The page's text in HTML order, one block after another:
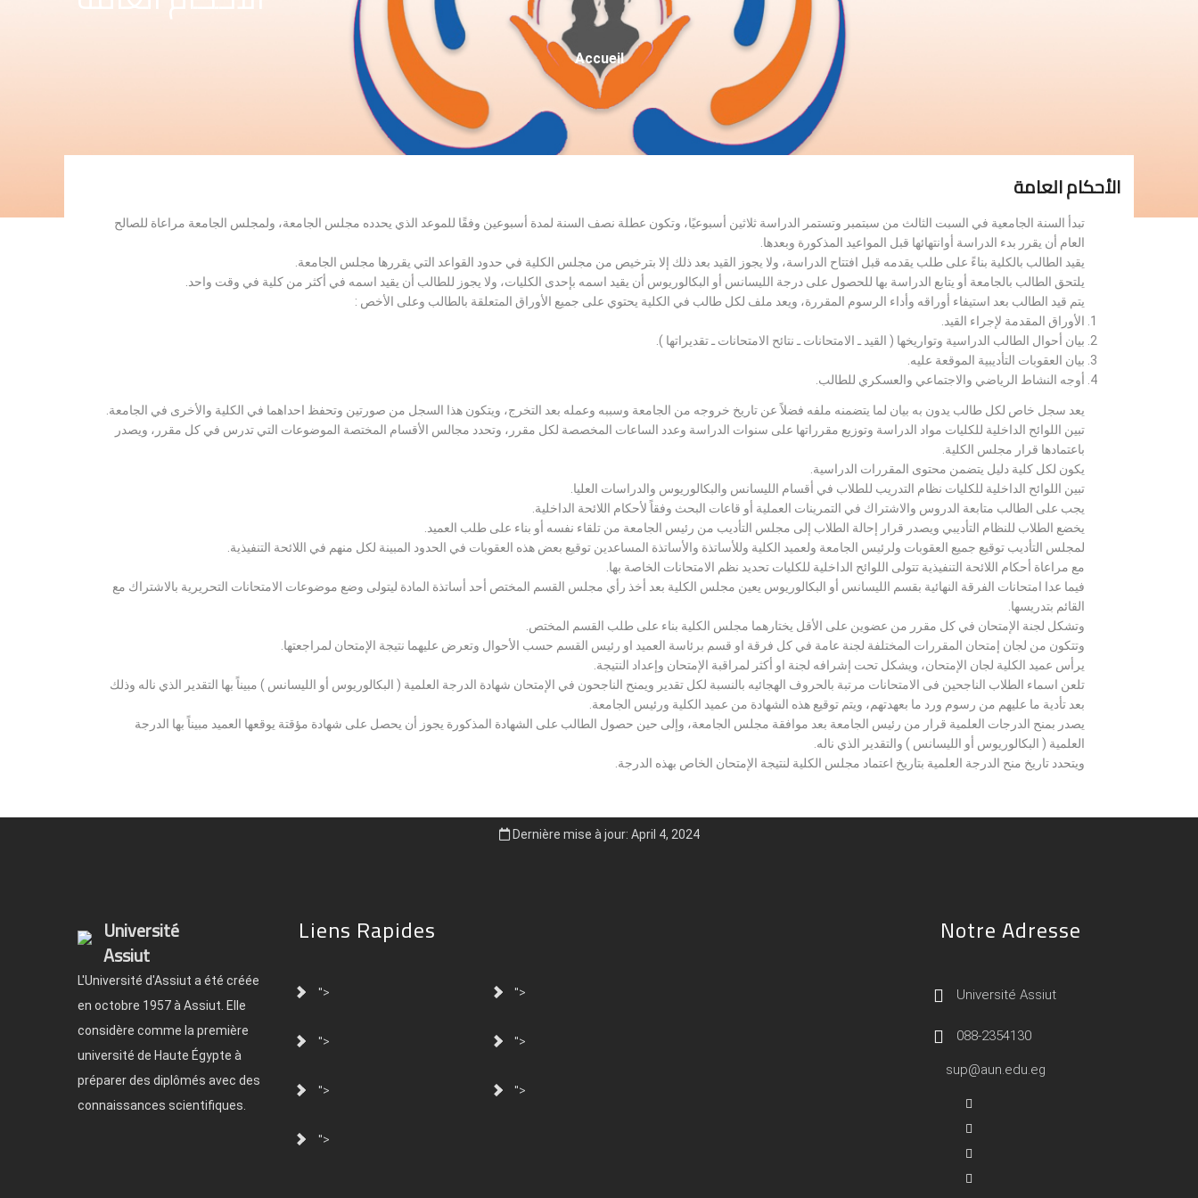
Fil
D'Ariane
Accueil
الأحكام العامة
تبدأ السنة الجامعية في السبت الثالث من سبتمبر وتستمر الدراسة ثلاثين أسبوعيًا، وتكون عطلة نصف السنة لمدة أسبوعين وفقًا للموعد الذي يحدده مجلس الجامعة، ولمجلس الجامعة مراعاة للصالح
العام أن يقرر بدء الدراسة أوانتهائها قبل المواعيد المذكورة وبعدها.
يقيد الطالب بالكلية بناءً على طلب يقدمه قبل افتتاح الدراسة، ولا يجوز القيد بعد ذلك إلا بترخيص من مجلس الكلية في حدود القواعد التي يقررها مجلس الجامعة.
يلتحق الطالب بالجامعة أو يتابع الدراسة بها للحصول على درجة الليسانس أو البكالوريوس أن يقيد اسمه بإحدى الكليات، ولا يجوز للطالب أن يقيد اسمه في أكثر من كلية في وقت واحد.
يتم قيد الطالب بعد استيفاء أوراقه وأداء الرسوم المقررة، ويعد ملف لكل طالب في الكلية يحتوي على جميع الأوراق المتعلقة بالطالب وعلى الأخص :
الأوراق المقدمة لإجراء القيد.
بيان أحوال الطالب الدراسية وتواريخها ( القيد ـ الامتحانات ـ نتائح الامتحانات ـ تقديراتها ).
بيان العقوبات التأديبية الموقعة عليه.
أوجه النشاط الرياضي والاجتماعي والعسكري للطالب.
يعد سجل خاص لكل طالب يدون به بيان لما يتضمنه ملفه فضلاً عن تاريخ خروجه من الجامعة وسببه وعمله بعد التخرج، ويتكون هذا السجل من صورتين وتحفظ احداهما في الكلية والأخرى في الجامعة.
تبين اللوائح الداخلية للكليات مواد الدراسة وتوزيع مقرراتها على سنوات الدراسة وعدد الساعات المخصصة لكل مقرر، وتحدد مجالس الأقسام المختصة الموضوعات التي تدرس في كل مقرر، ويصدر
باعتمادها قرار مجلس الكلية.
يكون لكل كلية دليل يتضمن محتوى المقررات الدراسية.
تبين اللوائح الداخلية للكليات نظام التدريب للطلاب في أقسام الليسانس والبكالوريوس والدراسات العليا.
يجب على الطالب متابعة الدروس والاشتراك في التمرينات العملية أو قاعات البحث وفقاً لأحكام اللائحة الداخلية.
يخضع الطلاب للنظام التأديبي ويصدر قرار إحالة الطلاب إلى مجلس التأديب من رئيس الجامعة من تلقاء نفسه أو بناء على طلب العميد.
لمجلس التأديب توقيع جميع العقوبات ولرئيس الجامعة ولعميد الكلية وللأساتذة والأساتذة المساعدين توقيع بعض هذه العقوبات في الحدود المبينة لكل منهم في اللائحة التنفيذية.
مع مراعاة أحكام اللائحة التنفيذية تتولى اللوائح الداخلية للكليات تحديد نظم الامتحانات الخاصة بها.
فيما عدا امتحانات الفرقة النهائية بقسم الليسانس أو البكالوريوس يعين مجلس الكلية بعد أخذ رأي مجلس القسم المختص أحد أساتذة المادة ليتولى وضع موضوعات الامتحانات التحريرية بالاشتراك مع
القائم بتدريسها.
وتشكل لجنة الإمتحان في كل مقرر من عضوين على الأقل يختارهما مجلس الكلية بناء على طلب القسم المختص.
وتتكون من لجان إمتحان المقررات المختلفة لجنة عامة في كل فرقة او قسم برئاسة العميد او رئيس القسم حسب الأحوال وتعرض عليهما نتيجة الإمتحان لمراجعتها.
يرأس عميد الكلية لجان الإمتحان، ويشكل تحت إشرافه لجنة او أكثر لمراقبة الإمتحان وإعداد النتيجة.
تلعن اسماء الطلاب الناجحين فى الامتحانات مرتبة بالحروف الهجائيه بالنسبة لكل تقدير ويمنح الناجحون في الإمتحان شهادة الدرجة العلمية ( البكالوريوس أو الليسانس ) مبيناً بها التقدير الذي ناله وذلك
بعد تأدية ما عليهم من رسوم ورد ما بعهدتهم، ويتم توقيع هذه الشهادة من عميد الكلية ورئيس الجامعة.
يصدر بمنح الدرجات العلمية قرار من رئيس الجامعة بعد موافقة مجلس الجامعة، وإلى حين حصول الطالب على الشهادة المذكورة يجوز أن يحصل على شهادة مؤقتة يوقعها العميد مبيناً بها الدرجة
العلمية ( البكالوريوس أو الليسانس ) والتقدير الذي ناله.
ويتحدد تاريخ منح الدرجة العلمية بتاريخ اعتماد مجلس الكلية لنتيجة الإمتحان الخاص بهذه الدرجة.
Dernière mise à jour: April 4, 2024
Université
Assiut
L'Université d'Assiut a été créée
en octobre 1957 à Assiut. Elle
considère comme la première
université de Haute Égypte à
préparer des diplômés avec des
connaissances scientifiques.
Liens Rapides
"> ">
"> ">
"> ">
">
Notre Adresse
Université Assiut
088-2354130
sup@aun.edu.eg